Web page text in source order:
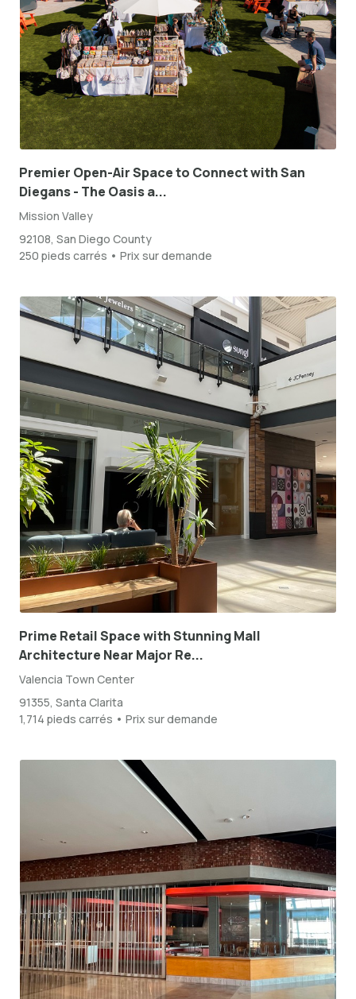
Premier Open-Air Space to Connect with San
Diegans - The Oasis a...
Mission Valley
92108, San Diego County
250 pieds carrés • Prix sur demande
Prime Retail Space with Stunning Mall
Architecture Near Major Re...
Valencia Town Center
91355, Santa Clarita
1,714 pieds carrés • Prix sur demande